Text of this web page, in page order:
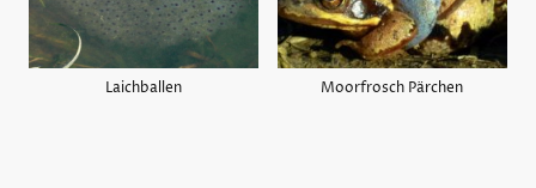
Laichballen Moorfrosch Pärchen